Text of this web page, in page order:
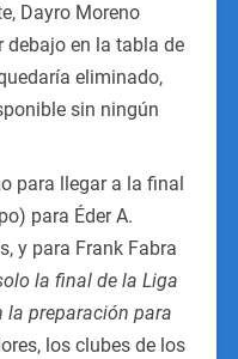
Dayro Moreno
en la tabla de
eliminado,
sin ningún
para llegar a la final
para Éder A.
y para Frank Fabra
la final de la Liga
la preparación para
los clubes de los